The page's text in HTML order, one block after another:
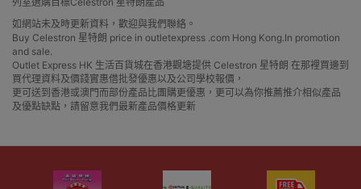
如網站未及時更新資料，歡迎與我們聯絡。
Buy Celestron 星特朗 price in outletexpress .com Hong Kong.In promotion
and sale.
Outlet Express HK 生活百貨城在香港觀塘提供 Celestron 星特朗 在那裡買邊到
買代理資料及價錢實惠借批發優惠以及公司學校報價，
更可送到香港或澳門而部份產品比團購更優惠，更可以為你推薦推介相似產品
及優點缺點，請留意我們最新產品價格更新